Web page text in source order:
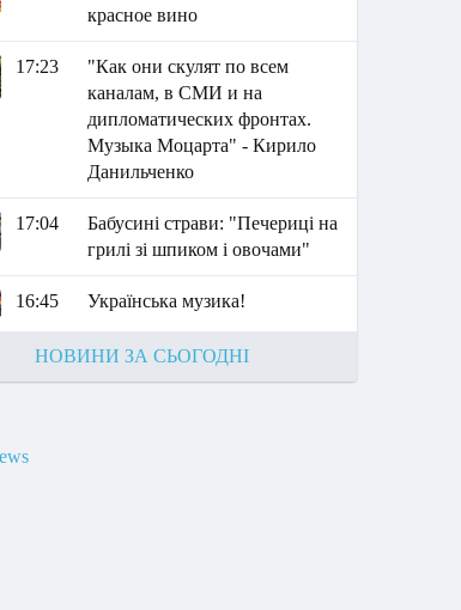
красное вино
17:23
"Как они скулят по всем
каналам, в СМИ и на
дипломатических фронтах.
Музыка Моцарта" - Кирило
Данильченко
17:04
Бабусині страви: "Печериці на
грилі зі шпиком і овочами"
16:45 Українська музика!
НОВИНИ ЗА СЬОГОДНІ